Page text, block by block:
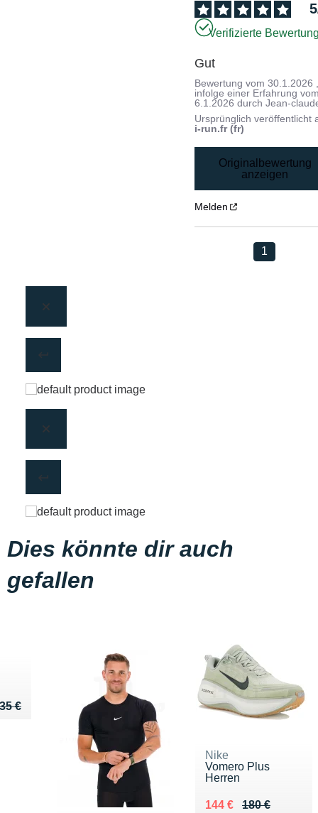
5
Verifizierte
Gut
Bewertung vom30.1.2026
infolge einer Erfahrung
6.1.2026 durchJean-
Ursprünglich veröffentlicht
i-run.fr (fr)
Originalbewertung
anzeigen
Melden
1
Dies könnte dir auch
gefallen
35 €
de 35 €
€
Nike
Vomero Plus
Herren
180 €
Au lieu de 180 €
144 €
Vendu 144 €